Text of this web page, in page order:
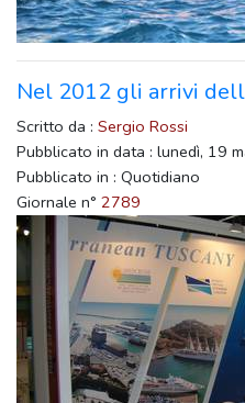
Nel 2012 gli arrivi
Scritto da : Sergio Rossi
Pubblicato in data : lunedì, 19
Pubblicato in : Quotidiano
Giornale n° 2789